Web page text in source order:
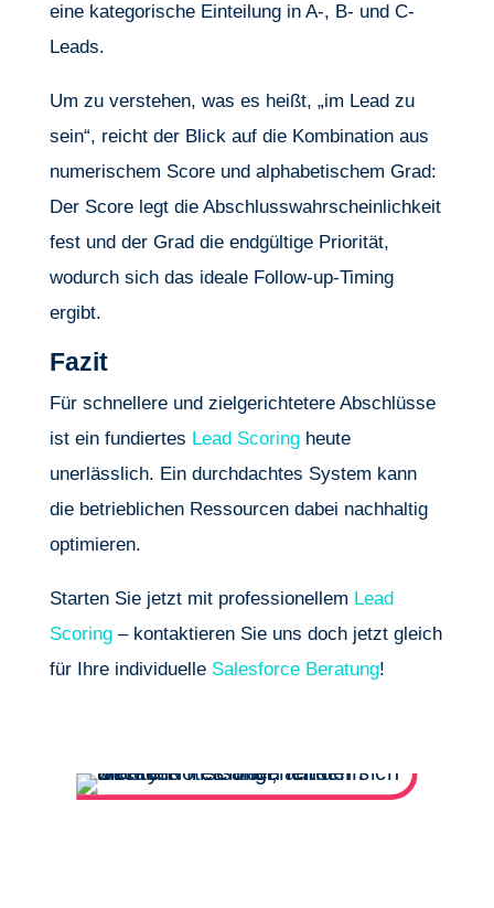
eine kategorische Einteilung in A-, B- und C-
Leads.
Um zu verstehen, was es heißt, „im Lead zu
sein“, reicht der Blick auf die Kombination aus
numerischem Score und alphabetischem Grad:
Der Score legt die Abschlusswahrscheinlichkeit
fest und der Grad die endgültige Priorität,
wodurch sich das ideale Follow-up-Timing
ergibt.
Fazit
Für schnellere und zielgerichtetere Abschlüsse
ist ein fundiertes Lead Scoringheute
unerlässlich. Ein durchdachtes System kann
die betrieblichen Ressourcen dabei nachhaltig
optimieren.
Starten Sie jetzt mit professionellem Lead
Scoring– kontaktieren Sie uns doch jetzt gleich
für Ihre individuelle Salesforce Beratung!